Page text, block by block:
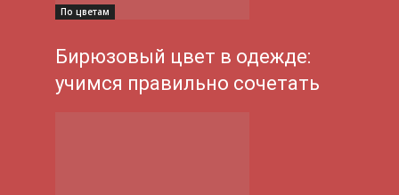
По цветам
Бирюзовый цвет в одежде:
учимся правильно сочетать